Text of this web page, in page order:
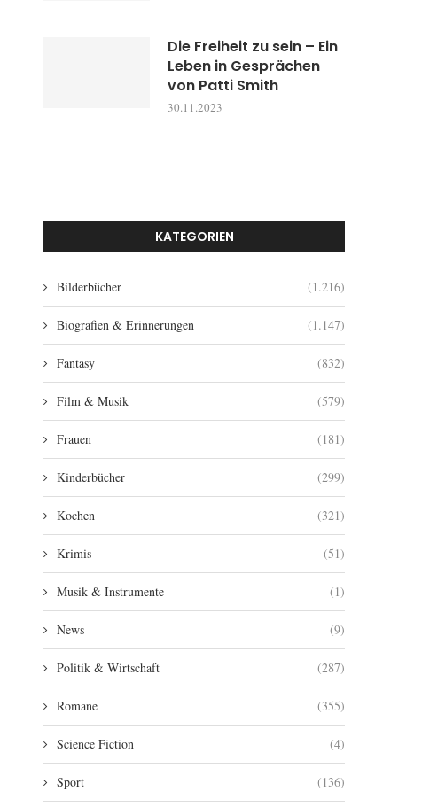
Die Freiheit zu sein – Ein
Leben in Gesprächen
von Patti Smith
30.11.2023
KATEGORIEN
Bilderbücher (1.216)
Biografien & Erinnerungen (1.147)
Fantasy (832)
Film & Musik (579)
Frauen (181)
Kinderbücher (299)
Kochen (321)
Krimis (51)
Musik & Instrumente (1)
News (9)
Politik & Wirtschaft (287)
Romane (355)
Science Fiction (4)
Sport (136)